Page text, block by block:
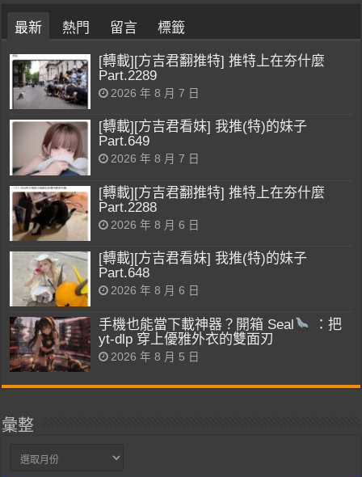
最新 熱門 留言 標籤
[轉載][方吉君翻推特] 推特上在夯什麼
Part.2289
2026 年 8 月 7 日
[轉載][方吉君看妹] 我推(特)的妹子
Part.649
2026 年 8 月 7 日
[轉載][方吉君翻推特] 推特上在夯什麼
Part.2288
2026 年 8 月 6 日
[轉載][方吉君看妹] 我推(特)的妹子
Part.648
2026 年 8 月 6 日
手機也能當下載神器？開箱 Seal
：把
yt-dlp 穿上優雅外衣的雙面刃
2026 年 8 月 5 日
彙整
彙